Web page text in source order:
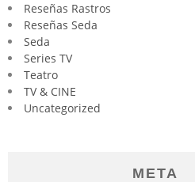
Reseñas Rastros
Reseñas Seda
Seda
Series TV
Teatro
TV & CINE
Uncategorized
META